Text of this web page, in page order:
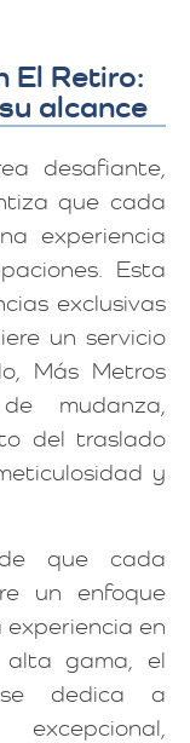
El Retiro:
alcance
desafiante,
que cada
experiencia
Esta
exclusivas
un servicio
Más Metros
mudanza,
del traslado
y
que cada
un enfoque
experiencia en
alta gama, el
dedica a